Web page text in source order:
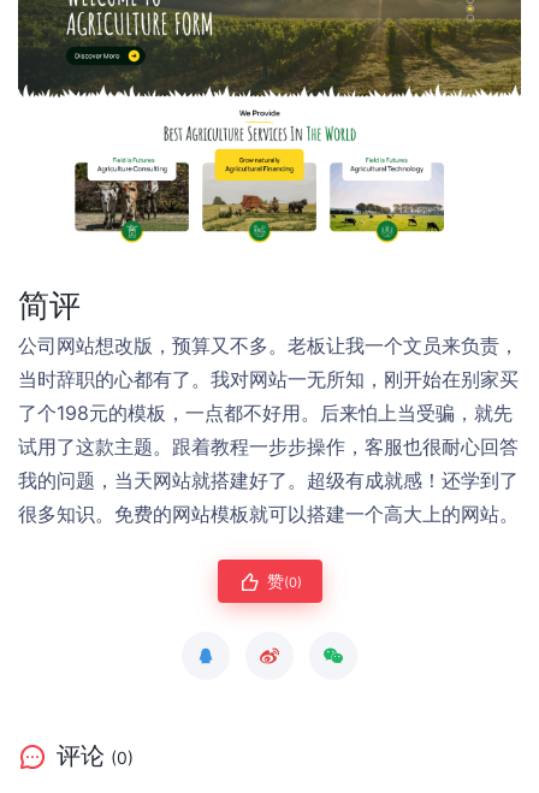
简评
公司网站想改版，预算又不多。老板让我一个文员来负责，
当时辞职的心都有了。我对网站一无所知，刚开始在别家买
了个198元的模板，一点都不好用。后来怕上当受骗，就先
试用了这款主题。跟着教程一步步操作，客服也很耐心回答
我的问题，当天网站就搭建好了。超级有成就感！还学到了
很多知识。免费的网站模板就可以搭建一个高大上的网站。
赞(0)
评论 (0)